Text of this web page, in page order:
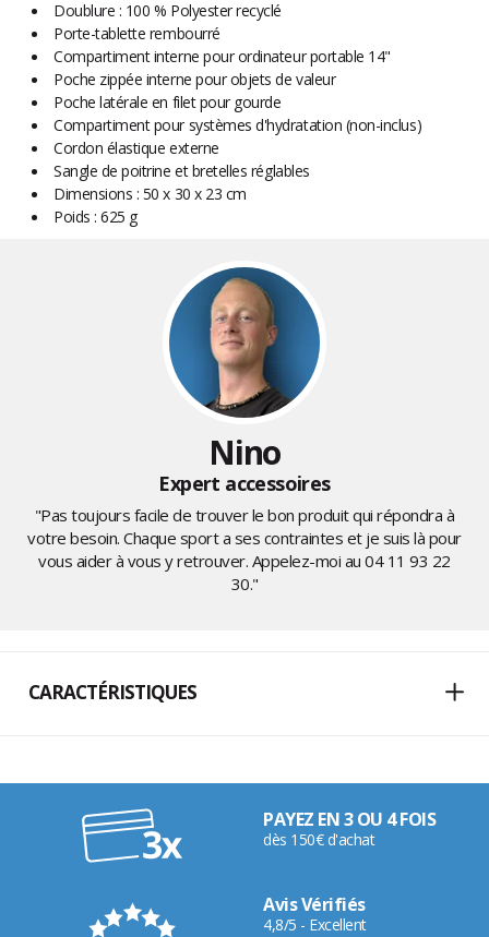
Doublure : 100 % Polyester recyclé
Porte-tablette rembourré
Compartiment interne pour ordinateur portable 14"
Poche zippée interne pour objets de valeur
Poche latérale en filet pour gourde
Compartiment pour systèmes d'hydratation (non-inclus)
Cordon élastique externe
Sangle de poitrine et bretelles réglables
Dimensions : 50 x 30 x 23 cm
Poids : 625 g
Nino
Expert accessoires
"Pas toujours facile de trouver le bon produit qui répondra à
votre besoin. Chaque sport a ses contraintes et je suis là pour
vous aider à vous y retrouver. Appelez-moi au04 11 93 22
30."
CARACTÉRISTIQUES
PAYEZ EN 3 OU 4 FOIS
dès 150€ d'achat
Avis Vérifiés
4,8/5 - Excellent